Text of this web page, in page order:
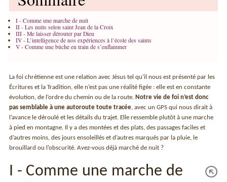
I - Comme une marche de nuit
II - Les nuits selon saint Jean de la Croix
III - Me laisser dérouter par Dieu
IV - L’intelligence de nos expériences à l’école des saints
V - Comme une bûche en train de s’enflammer
La foi chrétienne est une relation avec Jésus tel qu’il nous est présenté par les
Écritures et la Tradition, elle n’est pas une réalité figée : elle est en constante
évolution, de l’ordre du chemin ou de la route. Notre vie de foi n’est donc
pas semblable à une autoroute toute tracée, avec un GPS qui nous dirait à
l’avance le déroulé et les détails du trajet. Elle ressemble plutôt à une marche
à pied en montagne. Il y a des montées et des plats, des passages faciles et
d’autres moins, des jours ensoleillés et d’autres marqués par la pluie, le
brouillard ou l’obscurité. Avez-vous déjà marché de nuit ?
I - Comme une marche de